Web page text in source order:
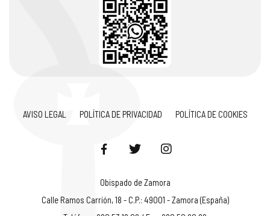
AVISO LEGAL POLÍTICA DE PRIVACIDAD POLÍTICA DE COOKIES
Obispado de Zamora
Calle Ramos Carrión, 18 - C.P.: 49001 - Zamora (España)